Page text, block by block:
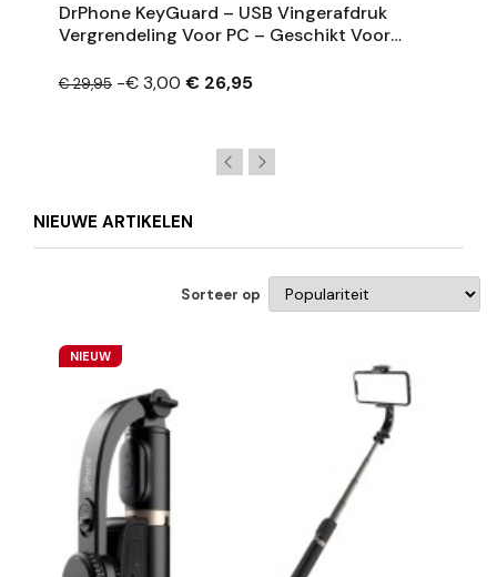
DrPhone KeyGuard – USB Vingerafdruk
Vergrendeling Voor PC – Geschikt Voor
€ 29,95 -€ 3,00 € 26,95
NIEUWE ARTIKELEN
Sorteer op
NIEUW